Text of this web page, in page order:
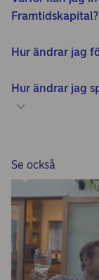
Framtidskapital?
Hur ändrar jag
Hur ändrar jag
Se också